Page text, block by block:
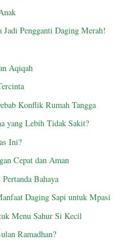
Pengganti Daging Merah!
Aqiqah
Konflik Rumah Tangga
yang Lebih Tidak Sakit?
Ini?
Cepat dan Aman
Bahaya
Daging Sapi untuk Mpasi
Menu Sahur Si Kecil
Ramadhan?